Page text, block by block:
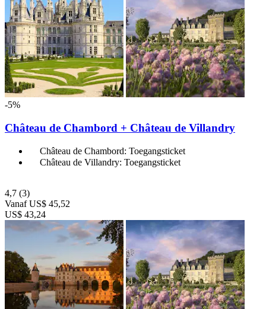
-5%
Château de Chambord + Château de Villandry
Château de Chambord: Toegangsticket
Château de Villandry: Toegangsticket
4,7 (3)
Vanaf US$ 45,52
US$ 43,24